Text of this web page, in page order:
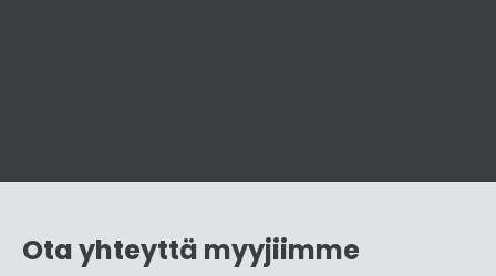
Ota yhteyttä myyjiimme